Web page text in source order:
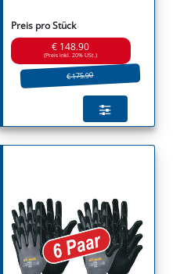
Preis pro Stück
€ 148.90
(Preis inkl. 20% USt.)
€ 175.90